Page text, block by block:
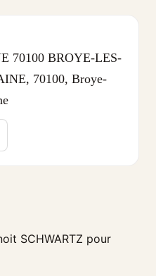
70100 BROYE-LES-
70100, Broye-
SCHWARTZ pour